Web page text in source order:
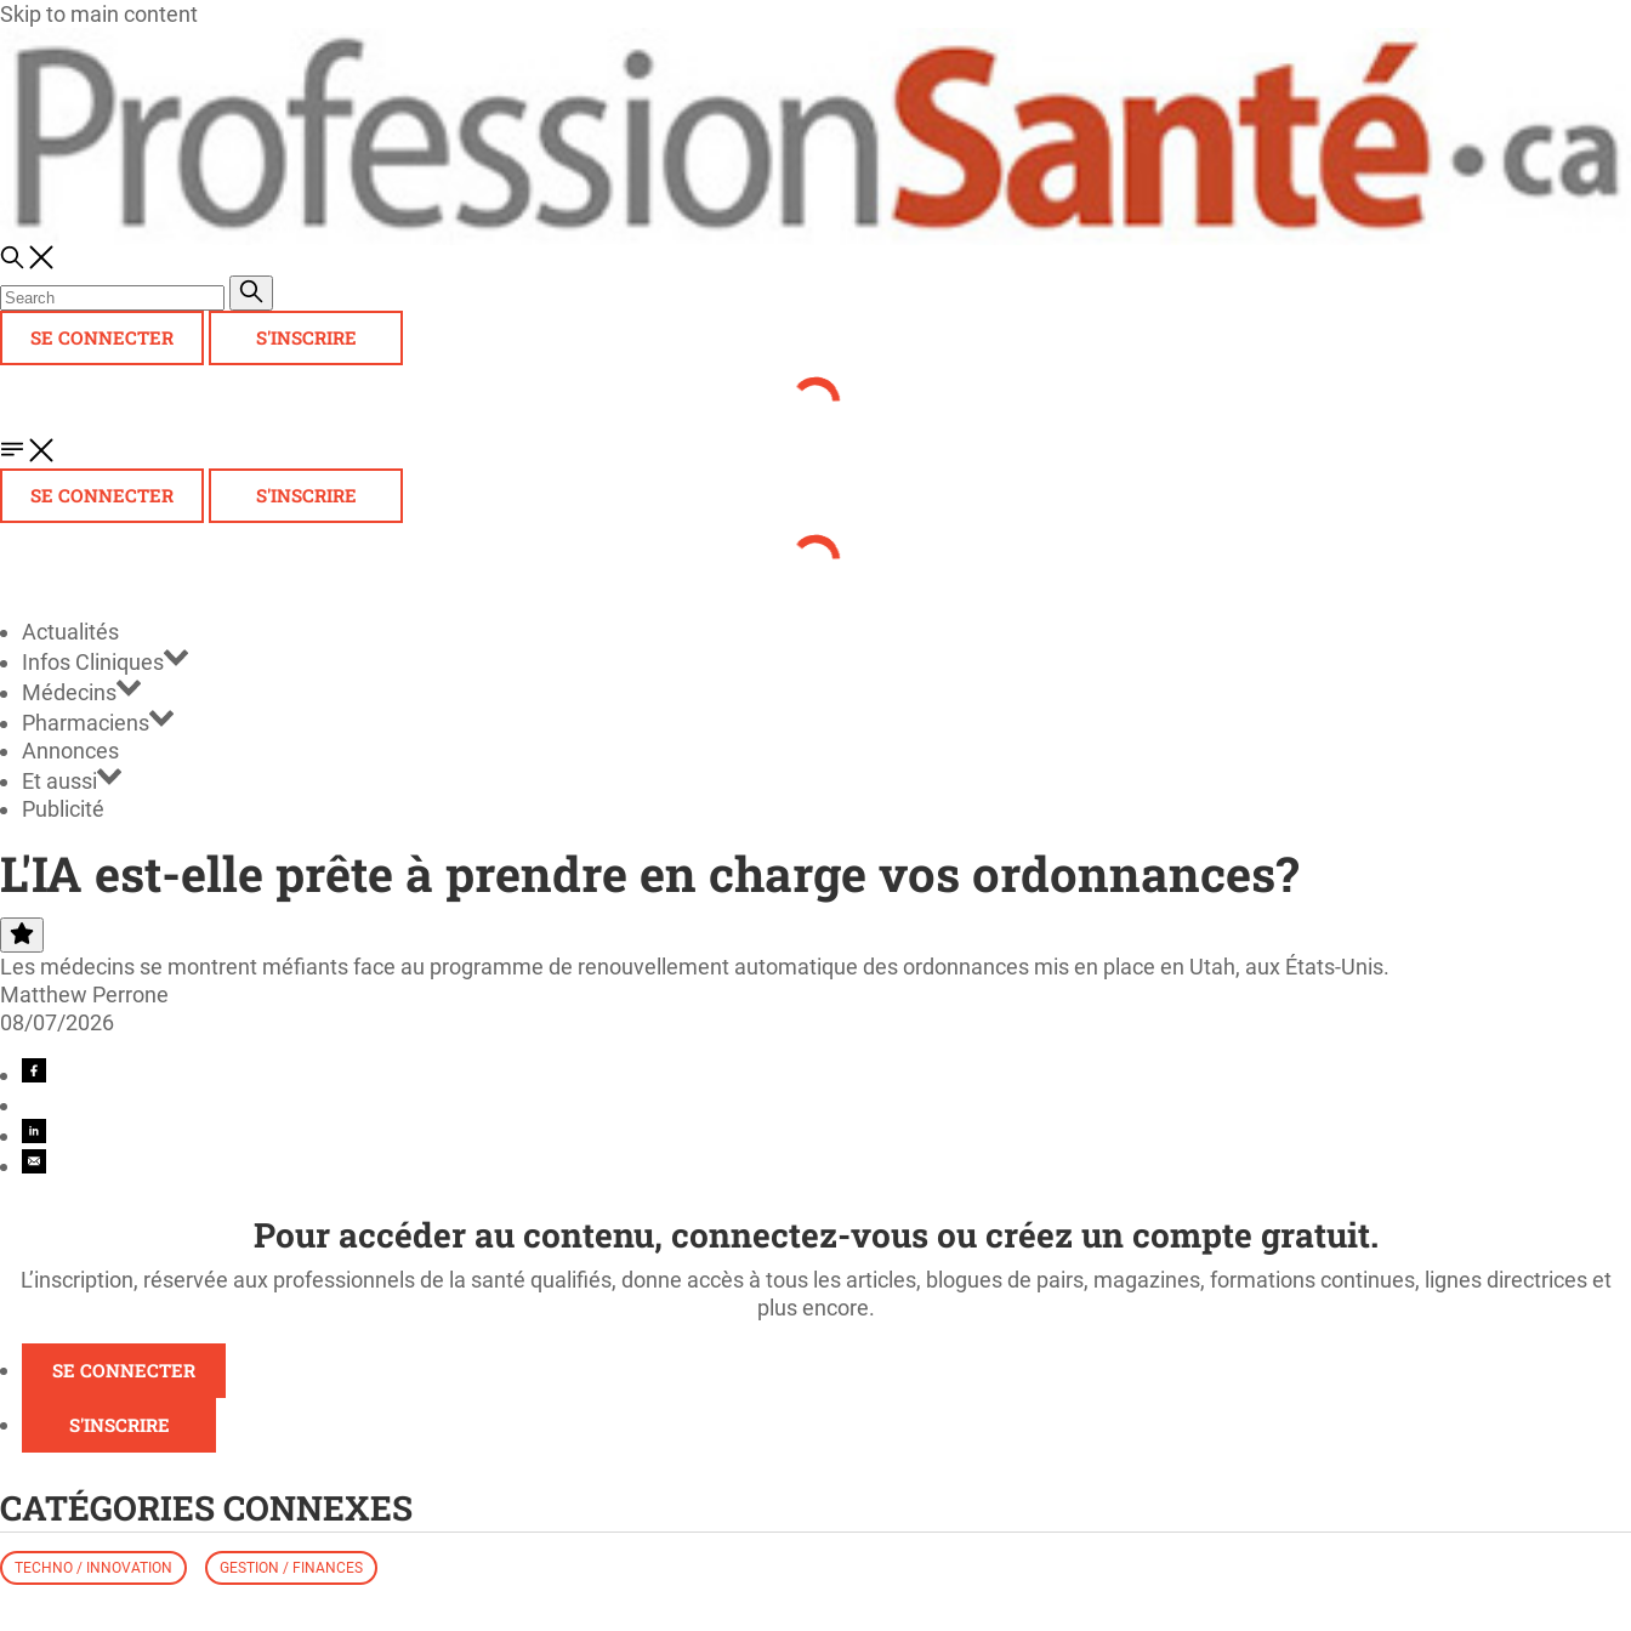
Skip to main content
SE CONNECTER S'INSCRIRE
SE CONNECTER S'INSCRIRE
Actualités
Infos Cliniques
Médecins
Pharmaciens
Annonces
Et aussi
Publicité
L'IA est-elle prête à prendre en charge vos ordonnances?
Les médecins se montrent méfiants face au programme de renouvellement automatique des ordonnances mis en place en Utah, aux États-Unis.
Matthew Perrone
08/07/2026
Pour accéder au contenu, connectez-vous ou créez un compte gratuit.
L’inscription, réservée aux professionnels de la santé qualifiés, donne accès à tous les articles, blogues de pairs, magazines, formations continues, lignes directrices et
plus encore.
SE CONNECTER
S'INSCRIRE
CATÉGORIES CONNEXES
TECHNO / INNOVATION GESTION / FINANCES